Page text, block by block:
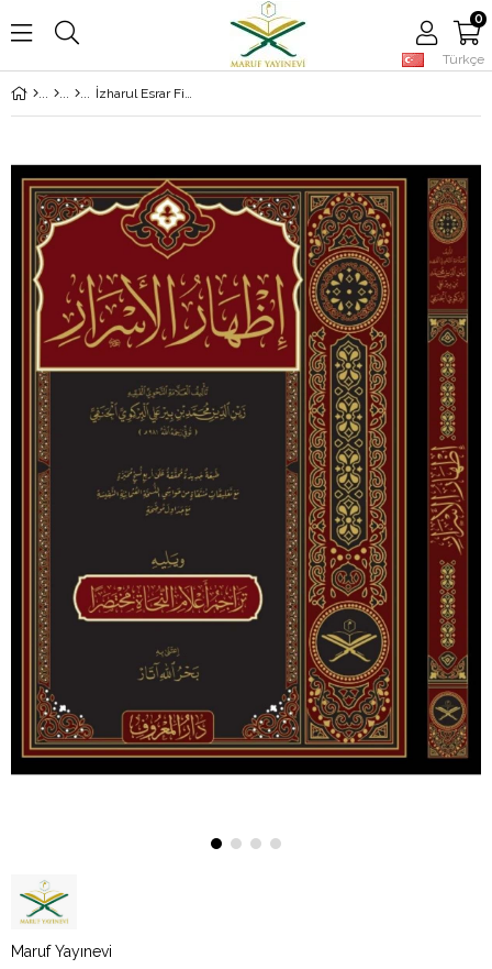
Türkçe
0
İzharul Esrar Fi İlmin Nahvi - (Şemalı Geniş Tahkikli) - إظهار الأسرار في علم النحو
Maruf Yayınevi